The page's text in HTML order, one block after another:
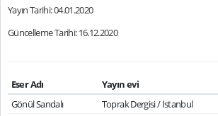
Yayın Tarihi: 04.01.2020
Güncelleme Tarihi: 16.12.2020
Eser Adı Yayın evi
Gönül Sandalı
Toprak Dergisi / İstanbul